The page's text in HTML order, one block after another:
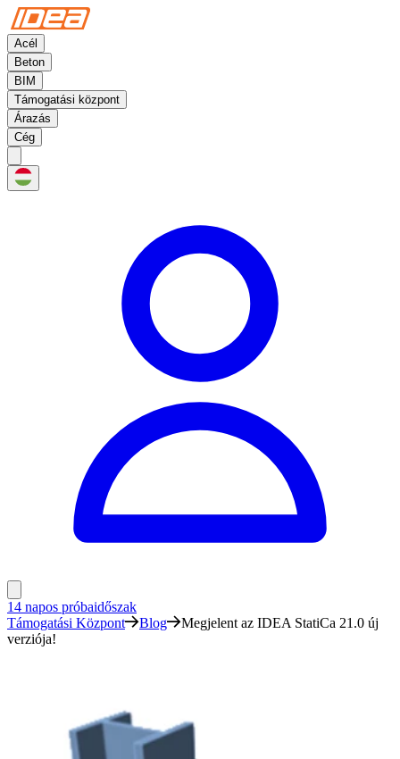
Acél
Beton
BIM
Támogatási központ
Árazás
Cég
14 napos próbaidőszak
Támogatási Központ
Blog
Megjelent az IDEA StatiCa 21.0 új
verziója!